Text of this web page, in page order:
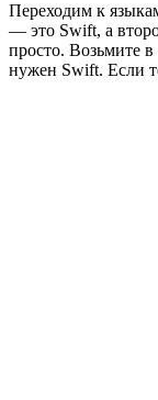
Переходим к
— это Swift, а
просто. Возьмите
нужен Swift. Если